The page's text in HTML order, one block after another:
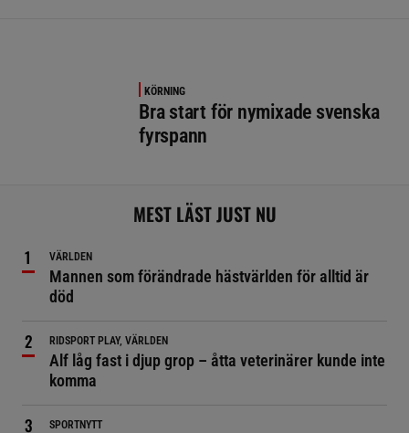
KÖRNING
Bra start för nymixade svenska
fyrspann
MEST LÄST JUST NU
VÄRLDEN
Mannen som förändrade hästvärlden för alltid är
död
RIDSPORT PLAY, VÄRLDEN
Alf låg fast i djup grop – åtta veterinärer kunde inte
komma
SPORTNYTT